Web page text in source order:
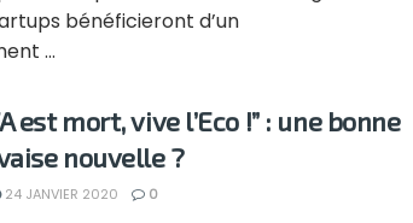
bénéficieront d’un
...
est mort, vive l’Eco !” : une bonne
nouvelle ?
24 JANVIER 2020 0